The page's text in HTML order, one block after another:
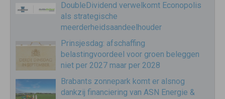
DoubleDividend verwelkomt Econopolis
als strategische
meerderheidsaandeelhouder
Prinsjesdag: afschaffing
belastingvoordeel voor groen beleggen
niet per 2027 maar per 2028
Brabants zonnepark komt er alsnog
dankzij financiering van ASN Energie &